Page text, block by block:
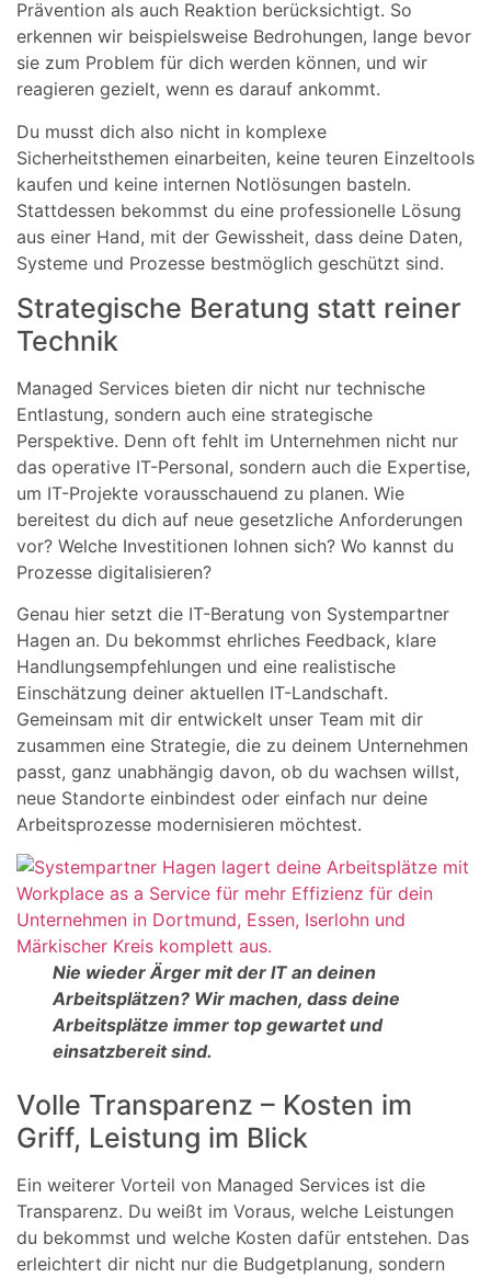
Prävention als auch Reaktion berücksichtigt. So
erkennen wir beispielsweise Bedrohungen, lange bevor
sie zum Problem für dich werden können, und wir
reagieren gezielt, wenn es darauf ankommt.
Du musst dich also nicht in komplexe
Sicherheitsthemen einarbeiten, keine teuren Einzeltools
kaufen und keine internen Notlösungen basteln.
Stattdessen bekommst du eine professionelle Lösung
aus einer Hand, mit der Gewissheit, dass deine Daten,
Systeme und Prozesse bestmöglich geschützt sind.
Strategische Beratung statt reiner
Technik
Managed Services bieten dir nicht nur technische
Entlastung, sondern auch eine strategische
Perspektive. Denn oft fehlt im Unternehmen nicht nur
das operative IT-Personal, sondern auch die Expertise,
um IT-Projekte vorausschauend zu planen. Wie
bereitest du dich auf neue gesetzliche Anforderungen
vor? Welche Investitionen lohnen sich? Wo kannst du
Prozesse digitalisieren?
Genau hier setzt die IT-Beratung von Systempartner
Hagen an. Du bekommst ehrliches Feedback, klare
Handlungsempfehlungen und eine realistische
Einschätzung deiner aktuellen IT-Landschaft.
Gemeinsam mit dir entwickelt unser Team mit dir
zusammen eine Strategie, die zu deinem Unternehmen
passt, ganz unabhängig davon, ob du wachsen willst,
neue Standorte einbindest oder einfach nur deine
Arbeitsprozesse modernisieren möchtest.
Nie wieder Ärger mit der IT an deinen
Arbeitsplätzen? Wir machen, dass deine
Arbeitsplätze immer top gewartet und
einsatzbereit sind.
Volle Transparenz – Kosten im
Griff, Leistung im Blick
Ein weiterer Vorteil von Managed Services ist die
Transparenz. Du weißt im Voraus, welche Leistungen
du bekommst und welche Kosten dafür entstehen. Das
erleichtert dir nicht nur die Budgetplanung, sondern